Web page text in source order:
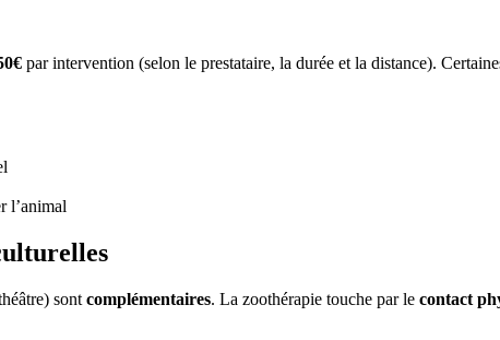
par intervention (selon le prestataire, la durée et la distance).
l’animal
sont complémentaires. La zoothérapie touche par le contact